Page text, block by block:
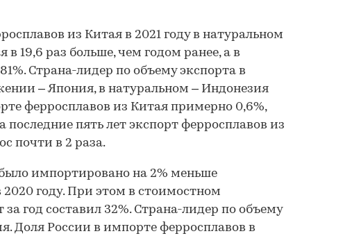
из Китая в 2021 году в натуральном
19,6 раз больше, чем годом ранее, а в
Страна-лидер по объему экспорта в
– Япония, в натуральном – Индонезия
ферросплавов из Китая примерно 0,6%,
последние пять лет экспорт ферросплавов из
почти в 2 раза.
импортировано на 2% меньше
2020 году. При этом в стоимостном
год составил 32%. Страна-лидер по объему
Доля России в импорте ферросплавов в